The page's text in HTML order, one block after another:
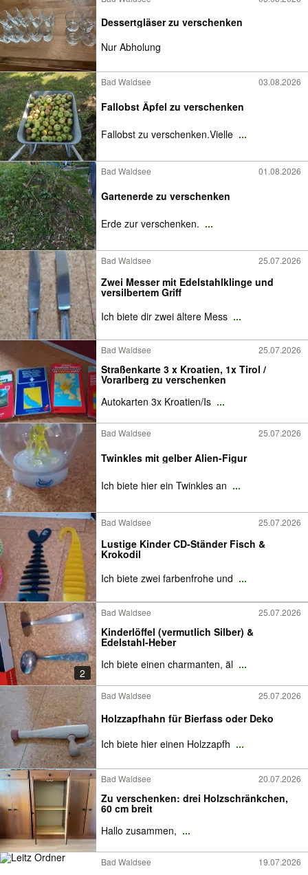
Dessertgläser zu verschenken
Nur Abholung
Bad Waldsee 03.08.2026
Fallobst Äpfel zu verschenken
Fallobst zu verschenken.Vielle ...
Bad Waldsee 01.08.2026
Gartenerde zu verschenken
Erde zur verschenken. ...
Bad Waldsee 25.07.2026
Zwei Messer mit Edelstahlklinge und
versilbertem Griff
Ich biete dir zwei ältere Mess ...
Bad Waldsee 25.07.2026
Straßenkarte 3 x Kroatien, 1x Tirol /
Vorarlberg zu verschenken
Autokarten 3x Kroatien/Is ...
Bad Waldsee 25.07.2026
Twinkles mit gelber Alien-Figur
Ich biete hier ein Twinkles an ...
Bad Waldsee 25.07.2026
Lustige Kinder CD-Ständer Fisch &
Krokodil
Ich biete zwei farbenfrohe und ...
2
Bad Waldsee 25.07.2026
Kinderlöffel (vermutlich Silber) &
Edelstahl-Heber
Ich biete einen charmanten, äl ...
Bad Waldsee 25.07.2026
Holzzapfhahn für Bierfass oder Deko
Ich biete hier einen Holzzapfh ...
Bad Waldsee 20.07.2026
Zu verschenken: drei Holzschränkchen,
60 cm breit
Hallo zusammen, ...
Bad Waldsee 19.07.2026